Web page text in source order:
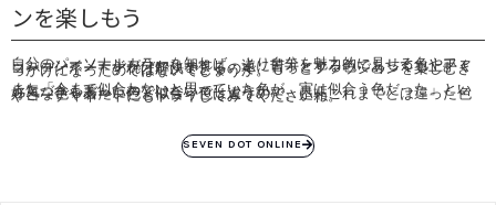
ンを楽しもう
自分のパーソナルカラーを知れば、より自分を魅力的に見せる色やファッションイメージが分かりますし、逆に苦手とする色であっても上手くコーディネートすれば解決できるので、もっとファッションを楽しむきっかけになったのではないでしょうか。
また「今まで似合わないと思っていた色が、実は似合う色だった」という気づきもあったのではないでしょうか。
好きな色や着たい色と似合う色は違うので、是非これまでとは違った色やコーディネートにもトライしてみてくださいね。
SEVEN DOT ONLINE